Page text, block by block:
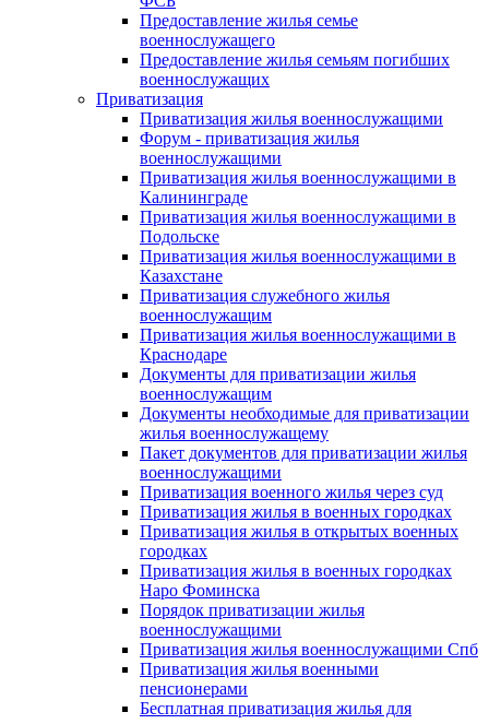
Предоставление жилья семье
военнослужащего
Предоставление жилья семьям погибших
военнослужащих
Приватизация
Приватизация жилья военнослужащими
Форум - приватизация жилья
военнослужащими
Приватизация жилья военнослужащими в
Калининграде
Приватизация жилья военнослужащими в
Подольске
Приватизация жилья военнослужащими в
Казахстане
Приватизация служебного жилья
военнослужащим
Приватизация жилья военнослужащими в
Краснодаре
Документы для приватизации жилья
военнослужащим
Документы необходимые для приватизации
жилья военнослужащему
Пакет документов для приватизации жилья
военнослужащими
Приватизация военного жилья через суд
Приватизация жилья в военных городках
Приватизация жилья в открытых военных
городках
Приватизация жилья в военных городках
Наро Фоминска
Порядок приватизации жилья
военнослужащими
Приватизация жилья военнослужащими Спб
Приватизация жилья военными
пенсионерами
Бесплатная приватизация жилья для